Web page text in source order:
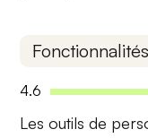
4.6
Lesoutils de